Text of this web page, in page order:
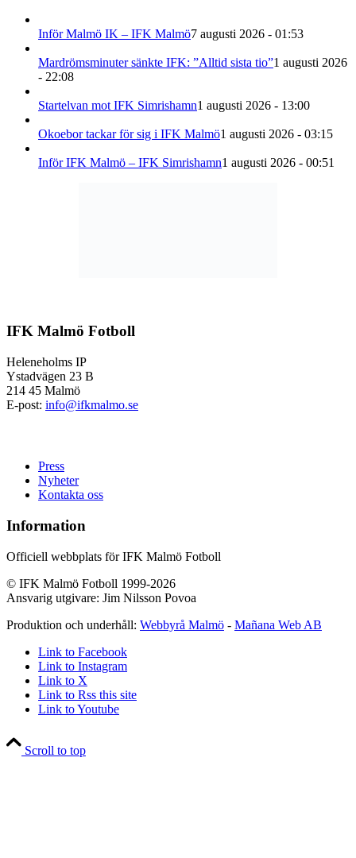
Inför Malmö IK – IFK Malmö7 augusti 2026 - 01:53
Mardrömsminuter sänkte IFK: ”Alltid sista tio”1 augusti 2026
- 22:08
Startelvan mot IFK Simrishamn1 augusti 2026 - 13:00
Okoebor tackar för sig i IFK Malmö1 augusti 2026 - 03:15
Inför IFK Malmö – IFK Simrishamn1 augusti 2026 - 00:51
IFK Malmö Fotboll
Heleneholms IP
Ystadvägen 23 B
214 45 Malmö
E-post: info@ifkmalmo.se
Press
Nyheter
Kontakta oss
Information
Officiell webbplats för IFK Malmö Fotboll
© IFK Malmö Fotboll 1999-2026
Ansvarig utgivare: Jim Nilsson Povoa
Produktion och underhåll: Webbyrå Malmö - Mañana Web AB
Link to Facebook
Link to Instagram
Link to X
Link to Rss this site
Link to Youtube
Scroll to top